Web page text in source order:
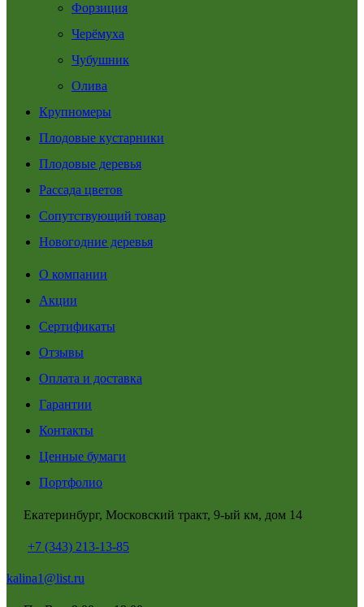
Форзиция
Черёмуха
Чубушник
Олива
Крупномеры
Плодовые кустарники
Плодовые деревья
Рассада цветов
Сопутствующий товар
Новогодние деревья
О компании
Акции
Сертификаты
Отзывы
Оплата и доставка
Гарантии
Контакты
Ценные бумаги
Портфолио
Екатеринбург, Московский тракт, 9-ый км, дом 14
+7 (343) 213-13-85
kalina1@list.ru